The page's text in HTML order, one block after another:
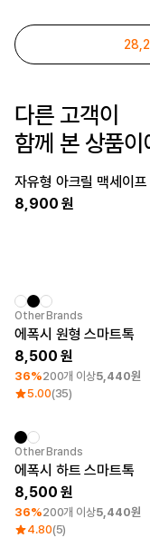
다른 고객이
함께 본 상품이
New
8,900
최소 주문수량 1개
Other Brands
에폭시 원형 스마트톡
8,500
36%200개 이상5,440원
5.00(35)
최소 주문수량 1개
Other Brands
에폭시 하트 스마트톡
8,500
36%200개 이상5,440원
4.80(5)
키즈
반려동물
액자
회원가입
로그인
1:1 문의
마플 서비스 소개
한국어
가
소